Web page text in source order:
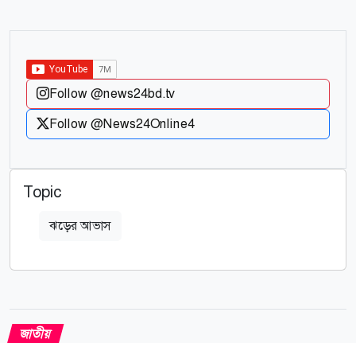
Follow @news24bd.tv
Follow @News24Online4
Topic
ঝড়ের আভাস
জাতীয়